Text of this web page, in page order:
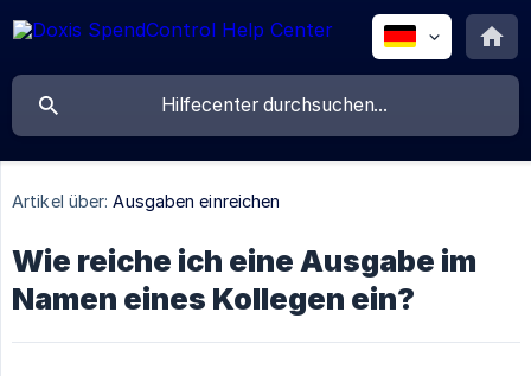
Artikel über: Ausgaben einreichen
Wie reiche ich eine Ausgabe im
Namen eines Kollegen ein?